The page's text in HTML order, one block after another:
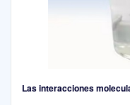
Las interacciones